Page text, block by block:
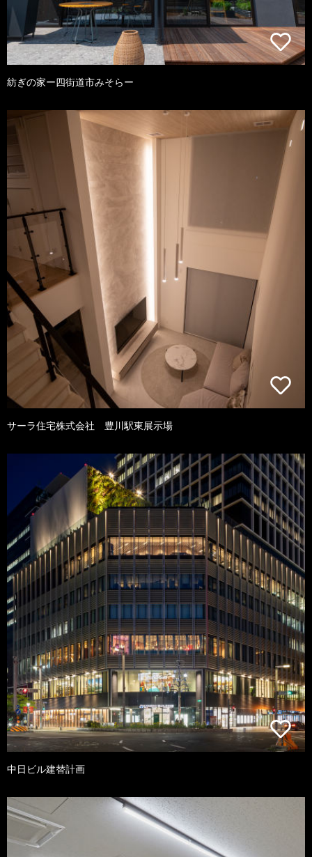
紡ぎの家ー四街道市みそらー
サーラ住宅株式会社 豊川駅東展示場
中日ビル建替計画